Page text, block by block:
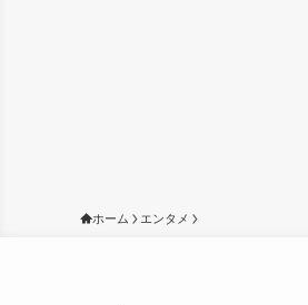
ホーム エンタメ